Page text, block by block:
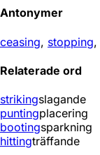
Antonymer
ceasing, stopping,
Relaterade ord
strikingslagande
puntingplacering
bootingsparkning
hittingträffande